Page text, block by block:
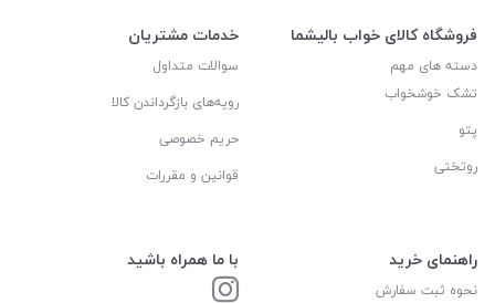
فروشگاه کالای خواب بالیشما
دسته های مهم
تشک خوشخواب
پتو
روتختی
خدمات مشتریان
سوالات متداول
رویه‌های بازگرداندن کالا
حریم خصوصی
قوانین و مقررات
راهنمای خرید
نحوه ثبت سفارش
با ما همراه باشید